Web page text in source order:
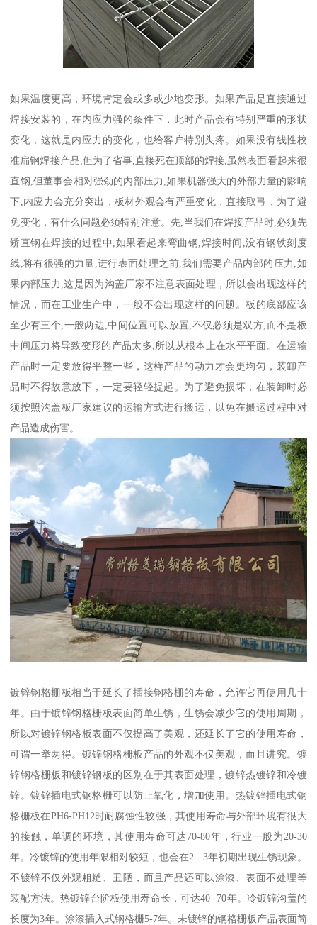
如果温度更高，环境肯定会或多或少地变形。如果产品是直接通过
焊接安装的，在内应力强的条件下，此时产品会有特别严重的形状
变化，这就是内应力的变化，也给客户特别头疼。如果没有线性校
准扁钢焊接产品,但为了省事,直接死在顶部的焊接,虽然表面看起来很
直钢,但董事会相对强劲的内部压力,如果机器强大的外部力量的影响
下,内应力会充分突出，板材外观会有严重变化，直接取弓，为了避
免变化，有什么问题必须特别注意。先,当我们在焊接产品时,必须先
矫直钢在焊接的过程中,如果看起来弯曲钢,焊接时间,没有钢铁刻度
线,将有很强的力量,进行表面处理之前,我们需要产品内部的压力,如
果内部压力,这是因为沟盖厂家不注意表面处理，所以会出现这样的
情况，而在工业生产中，一般不会出现这样的问题。板的底部应该
至少有三个,一般两边,中间位置可以放置,不仅必须是双方,而不是板
中间压力将导致变形的产品太多,所以从根本上在水平平面。在运输
产品时一定要放得平整一些，这样产品的动力才会更均匀，装卸产
品时不得故意放下，一定要轻轻提起。为了避免损坏，在装卸时必
须按照沟盖板厂家建议的运输方式进行搬运，以免在搬运过程中对
产品造成伤害。
镀锌钢格栅板相当于延长了插接钢格栅的寿命，允许它再使用几十
年。由于镀锌钢格栅板表面简单生锈，生锈会减少它的使用周期，
所以对镀锌钢格板表面不仅提高了美观，还延长了它的使用寿命，
可谓一举两得。镀锌钢格栅板产品的外观不仅美观，而且讲究。镀
锌钢格栅板和镀锌钢板的区别在于其表面处理，镀锌热镀锌和冷镀
锌。镀锌插电式钢格栅可以防止氧化，增加使用。热镀锌插电式钢
格栅板在PH6-PH12时耐腐蚀性较强，其使用寿命与外部环境有很大
的接触，单调的环境，其使用寿命可达70-80年，行业一般为20-30
年。冷镀锌的使用年限相对较短，也会在2 - 3年初期出现生锈现象。
不镀锌不仅外观粗糙、丑陋，而且产品还可以涂漆、表面不处理等
装配方法。热镀锌台阶板使用寿命长，可达40 -70年。冷镀锌沟盖的
长度为3年。涂漆插入式钢格栅5-7年。未镀锌的钢格栅板产品表面简